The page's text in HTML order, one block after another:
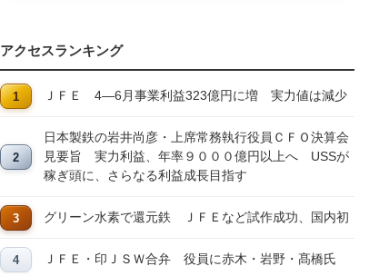
アクセスランキング
ＪＦＥ 4―6月事業利益323億円に増 実力値は減少
日本製鉄の岩井尚彦・上席常務執行役員ＣＦＯ決算会
見要旨 実力利益、年率９０００億円以上へ USSが
稼ぎ頭に、さらなる利益成長目指す
グリーン水素で還元鉄 ＪＦＥなど試作成功、国内初
ＪＦＥ・印ＪＳＷ合弁 役員に赤木・岩野・髙橋氏